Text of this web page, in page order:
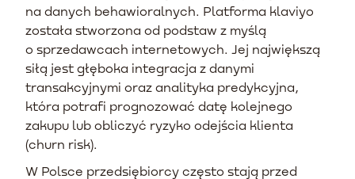
na danych behawioralnych. Platforma klaviyo
została stworzona od podstaw z myślą
o sprzedawcach internetowych. Jej największą
siłą jest głęboka integracja z danymi
transakcyjnymi oraz analityka predykcyjna,
która potrafi prognozować datę kolejnego
zakupu lub obliczyć ryzyko odejścia klienta
(churn risk).
W Polsce przedsiębiorcy często stają przed